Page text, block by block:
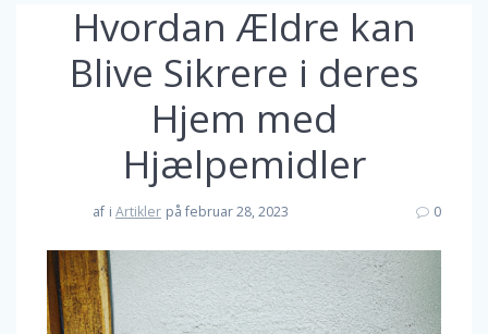
Hvordan Ældre kan
Blive Sikrere i deres
Hjem med
Hjælpemidler
af i Artikler på februar 28, 2023 0